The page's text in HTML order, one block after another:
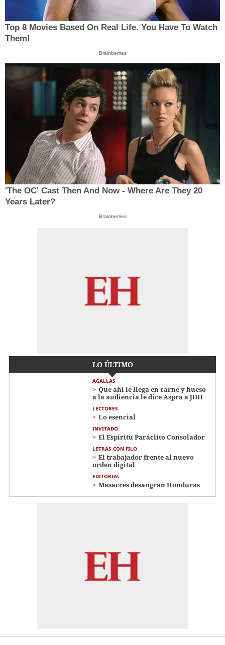
Top 8 Movies Based On Real Life. You Have To Watch
Them!
Brainberries
'The OC' Cast Then And Now - Where Are They 20
Years Later?
Brainberries
LO ÚLTIMO
AGALLAS
Que ahí le llega en carne y hueso
a la audiencia le dice Aspra a JOH
LECTORES
Lo esencial
INVITADO
El Espíritu Paráclito Consolador
LETRAS CON FILO
El trabajador frente al nuevo
orden digital
EDITORIAL
Masacres desangran Honduras